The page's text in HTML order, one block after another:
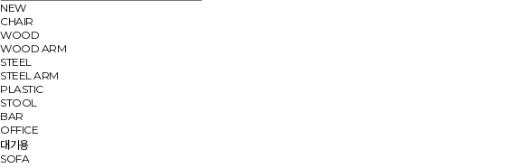
NEW
CHAIR
WOOD
WOOD ARM
STEEL
STEEL ARM
PLASTIC
STOOL
BAR
OFFICE
대기용
SOFA